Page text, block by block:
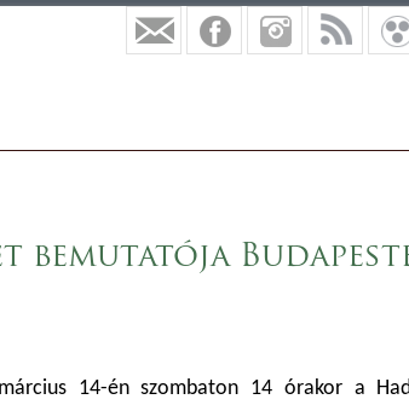
bemutatója
14-én szombaton 14 órakor a